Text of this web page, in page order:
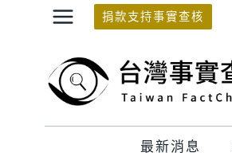
捐款支持事實查核
最新消息